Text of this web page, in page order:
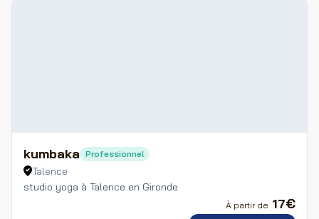
kumbaka Professionnel
Talence
studio yoga à Talence en Gironde
À partir de 17€